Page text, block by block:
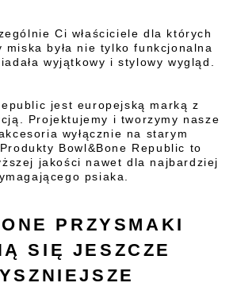
Ci właściciele dla których
miska była nie tylko funkcjonalna
wyjątkowy i stylowy wygląd.
jest europejską marką z
Projektujemy i tworzymy nasze
wyłącznie na starym
Bowl&Bone Republic to
jakości nawet dla najbardziej
psiaka.
PRZYSMAKI
SIĘ JESZCZE